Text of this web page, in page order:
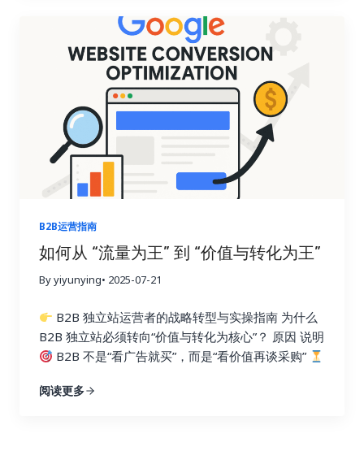
Cluster）： 是围绕某个核心主题，构建一组语义相
关的文章、页面、案例、FAQ 等，并通过内部链接实
现内容网络。
二者的核心理念相同：将内容从“散
点”变为“网络”，更好服务用户搜索意图，也更适合
Google 语义理解和 AI 摘要抽取。 Topic Cluster 架
构模型概览 为什么你需要建立内容中心/主题集群？
优势 说明
提升 SEO 权重 集中内部链接传递权
重，提升核心词排名
符合语义搜索逻辑 更好匹配
用户意图，适配 AI 摘要结构
提高用户粘性 提供
完整知识体系，增加页面浏览深度
建立专家地位
让用户相信你是该领域真正的权威
号 内容完整、结构清晰、引用权威，有助于提升信任
度 如何规划内容中心/主题集群（分步骤）…
B2B运营指南
如何从 “流量为王” 到 “价值与转化为王”
By yiyunying• 2025-07-21
B2B 独立站运营者的战略转型与实操指南 为什么
B2B 独立站必须转向“价值与转化为核心”？ 原因 说明
B2B 不是“看广告就买”，而是“看价值再谈采购”
购
用户需要信任 仅靠 SEO 流量很难促成转化，需
阅读更多